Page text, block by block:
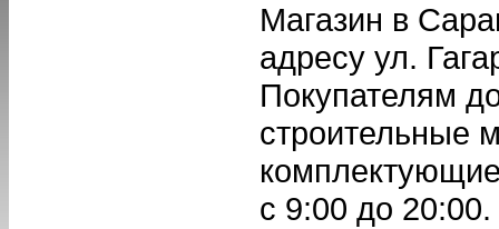
Магазин в
адресу ул.
Покупателям
строительные
с 9:00 до 20:00.